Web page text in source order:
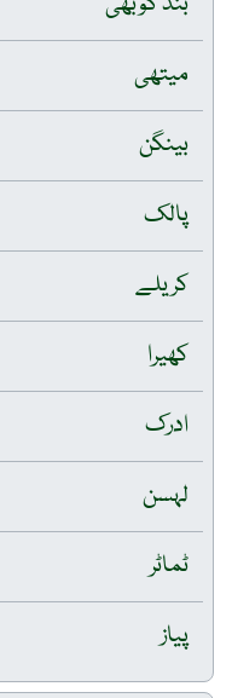
میتھی
بینگن
پالک
کریلے
کھیرا
ادرک
لہسن
ٹماٹر
پیاز